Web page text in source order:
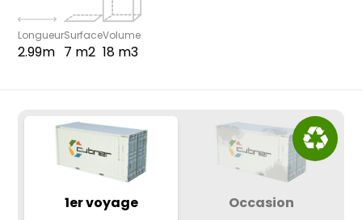
Longueur
2.99m
Surface
7 m2
Volume
18 m3
1er voyage Occasion